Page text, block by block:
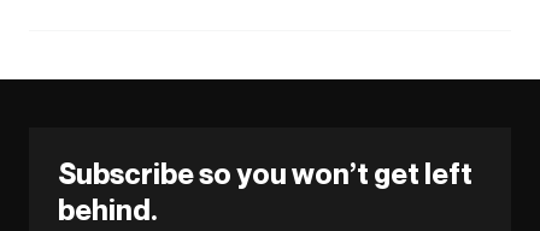
Subscribe so you won’t get left
behind.